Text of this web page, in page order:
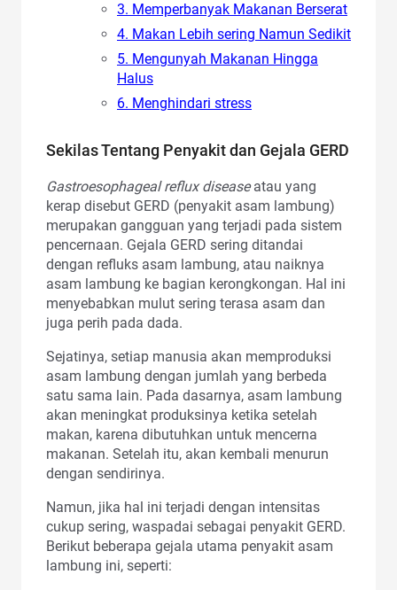
3. Memperbanyak Makanan Berserat
4. Makan Lebih sering Namun Sedikit
5. Mengunyah Makanan Hingga
Halus
6. Menghindari stress
Sekilas Tentang Penyakit dan Gejala GERD
Gastroesophageal reflux diseaseatau yang
kerap disebut GERD (penyakit asam lambung)
merupakan gangguan yang terjadi pada sistem
pencernaan. Gejala GERD sering ditandai
dengan refluks asam lambung, atau naiknya
asam lambung ke bagian kerongkongan. Hal ini
menyebabkan mulut sering terasa asam dan
juga perih pada dada.
Sejatinya, setiap manusia akan memproduksi
asam lambung dengan jumlah yang berbeda
satu sama lain. Pada dasarnya, asam lambung
akan meningkat produksinya ketika setelah
makan, karena dibutuhkan untuk mencerna
makanan. Setelah itu, akan kembali menurun
dengan sendirinya.
Namun, jika hal ini terjadi dengan intensitas
cukup sering, waspadai sebagai penyakit GERD.
Berikut beberapa gejala utama penyakit asam
lambung ini, seperti: